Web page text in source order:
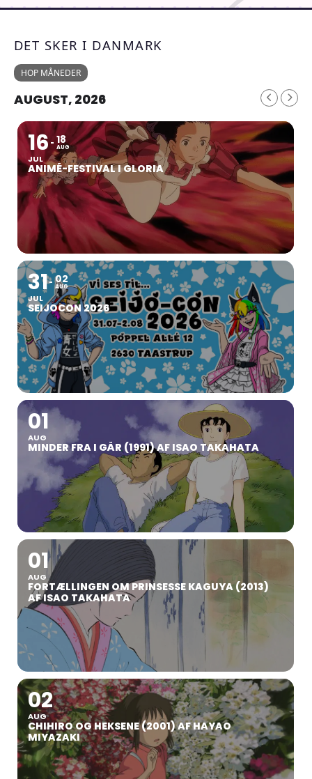
DET SKER I DANMARK
HOP MÅNEDER
AUGUST, 2026
16
JUL
18
AUG
ANIMÉ-FESTIVAL I GLORIA
31
JUL
02
AUG
SEIJOCON 2026
01
AUG
MINDER FRA I GÅR (1991) AF ISAO TAKAHATA
01
AUG
FORTÆLLINGEN OM PRINSESSE KAGUYA (2013)
AF ISAO TAKAHATA
02
AUG
CHIHIRO OG HEKSENE (2001) AF HAYAO
MIYAZAKI